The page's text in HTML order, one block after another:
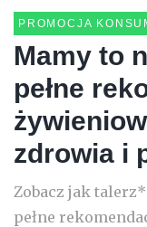
PROMOCJA
Mamy to
pełne
zdrowia i
Zobacz jak
pełne